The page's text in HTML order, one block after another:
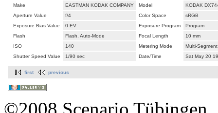
Make
EASTMAN KODAK COMPANY Model
KODAK
Aperture Value
f/4 Color Space
sRGB
Exposure Bias Value
0 EV Exposure Program
Program
Flash
Flash, Auto-Mode Focal Length
10 mm
ISO
140 Metering Mode
Multi-Segment
Shutter Speed Value
1/90 sec Date/Time Sat May 20
first previous
©2008 Scenario Tübingen